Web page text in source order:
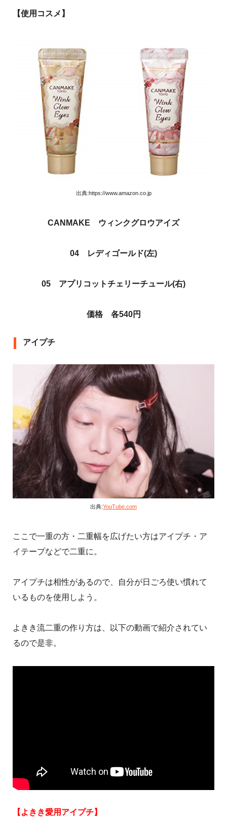
【使用コスメ】
出典:https://www.amazon.co.jp
CANMAKE ウィンクグロウアイズ
04 レディゴールド(左)
05 アプリコットチェリーチュール(右)
価格 各540円
アイプチ
出典:YouTube.com
ここで一重の方・二重幅を広げたい方はアイプチ・ア
イテープなどで二重に。
アイプチは相性があるので、自分が日ごろ使い慣れて
いるものを使用しよう。
よきき流二重の作り方は、以下の動画で紹介されてい
るので是非。
【よきき愛用アイプチ】